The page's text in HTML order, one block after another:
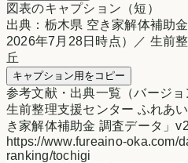
図表のキャプション（短）
出典：栃木県 空き家解体補助
2026年7月28日時点）／ 生前
丘
キャプション用をコピー
参考文献・出典一覧（バージョ
生前整理支援センター ふれあ
き家解体補助金 調査データ」
https://www.fureaino-oka.com/
ranking/tochigi